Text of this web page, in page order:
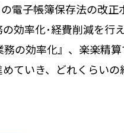
電子帳簿保存法の改
効率化･経費削減を行
の効率化』、楽楽精
ていき、どれくらい